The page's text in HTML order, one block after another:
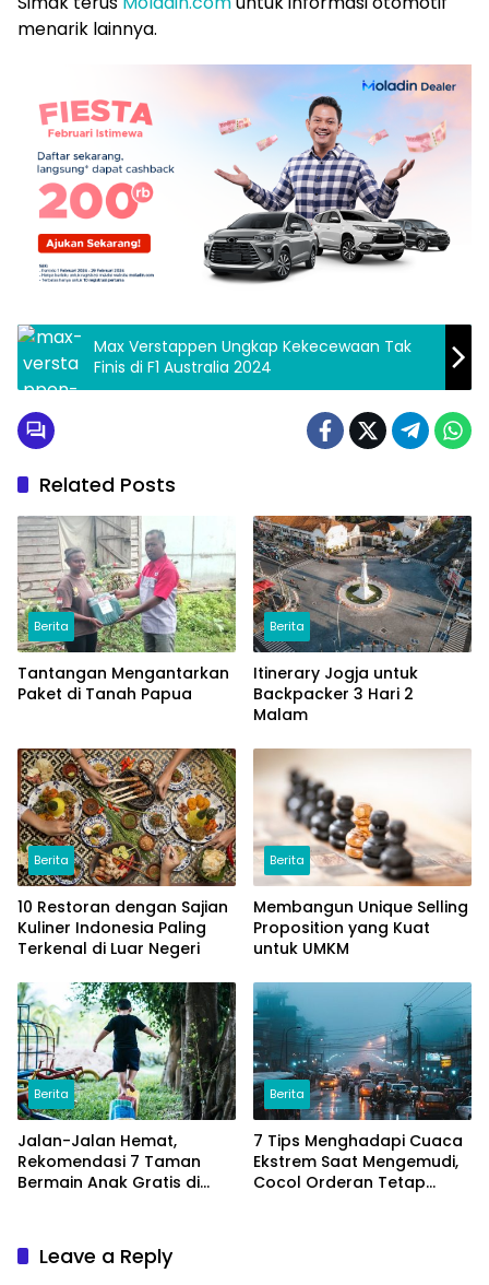
menarik lainnya.
Max Verstappen Ungkap Kekecewaan Tak
Finis di F1 Australia 2024
Related Posts
Berita
Tantangan Mengantarkan
Paket di Tanah Papua
Berita
Itinerary Jogja untuk
Backpacker 3 Hari 2
Malam
Berita
10 Restoran dengan Sajian
Kuliner Indonesia Paling
Terkenal di Luar Negeri
Berita
Membangun Unique Selling
Proposition yang Kuat
untuk UMKM
Berita
Jalan-Jalan Hemat,
Rekomendasi 7 Taman
Bermain Anak Gratis di
Berita
7 Tips Menghadapi Cuaca
Ekstrem Saat Mengemudi,
Cocol Orderan Tetap
Leave a Reply